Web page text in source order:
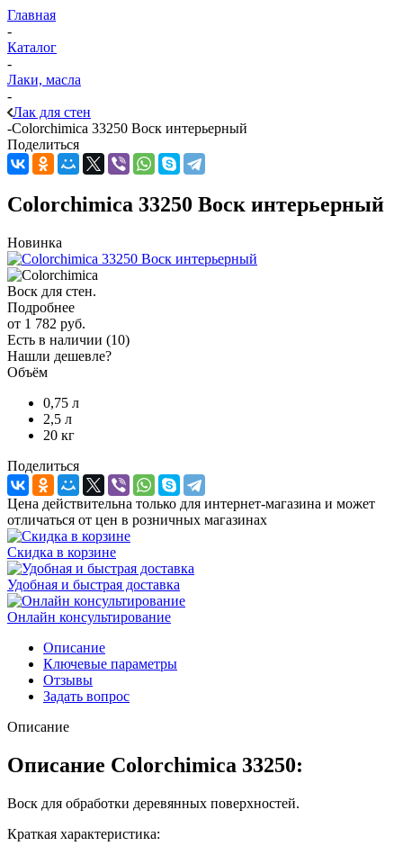
Главная
-
Каталог
-
Лаки, масла
-
Лак для стен
-Colorchimica 33250 Воск интерьерный
Поделиться
Colorchimica 33250 Воск интерьерный
Новинка
Воск для стен.
Подробнее
от 1 782 руб.
Есть в наличии (10)
Нашли дешевле?
Объём
0,75 л
2,5 л
20 кг
Поделиться
Цена действительна только для интернет-магазина и может
отличаться от цен в розничных магазинах
Скидка в корзине
Удобная и быстрая доставка
Онлайн консультирование
Описание
Ключевые параметры
Отзывы
Задать вопрос
Описание
Описание Colorchimica 33250:
Воск для обработки деревянных поверхностей.
Краткая характеристика: